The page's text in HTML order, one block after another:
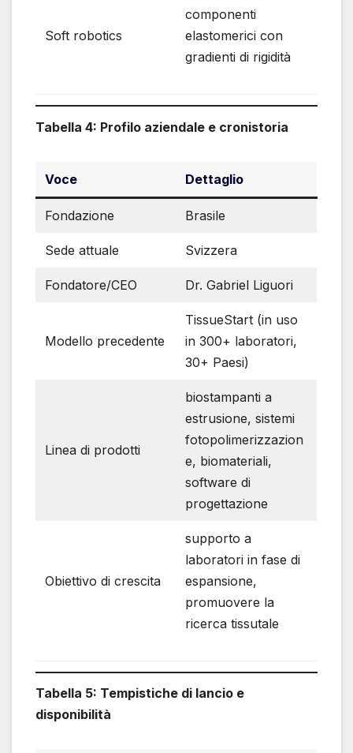
Soft robotics
componenti
elastomerici con
gradienti di rigidità
Tabella 4: Profilo aziendale e cronistoria
Voce Dettaglio
Fondazione Brasile
Sede attuale Svizzera
Fondatore/CEO Dr. Gabriel Liguori
Modello precedente
TissueStart (in uso
in 300+ laboratori,
30+ Paesi)
Linea di prodotti
biostampanti a
estrusione, sistemi
fotopolimerizzazion
e, biomateriali,
software di
progettazione
Obiettivo di crescita
supporto a
laboratori in fase di
espansione,
promuovere la
ricerca tissutale
Tabella 5: Tempistiche di lancio e
disponibilità